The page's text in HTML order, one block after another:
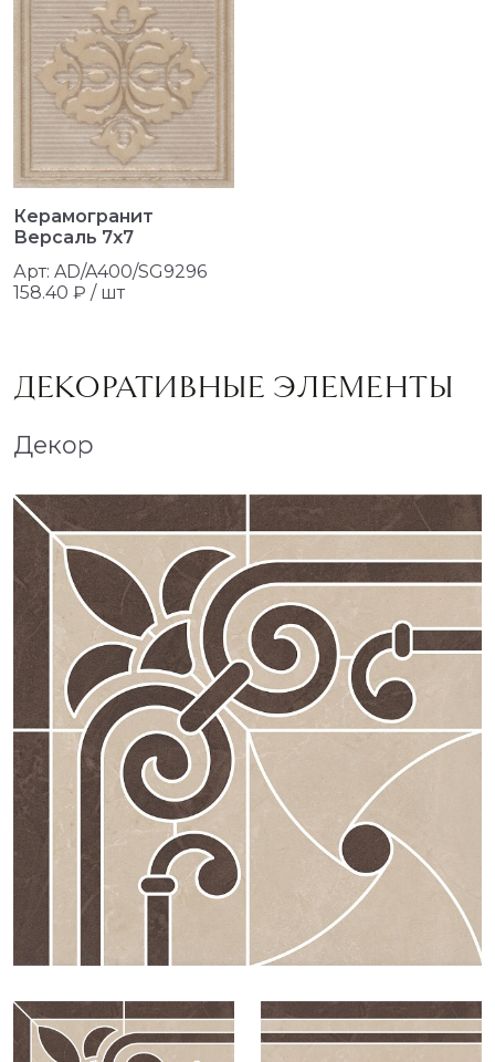
Керамогранит
Версаль 7x7
Арт: AD/A400/SG9296
158.40 ₽ / шт
ДЕКОРАТИВНЫЕ ЭЛЕМЕНТЫ
Декор